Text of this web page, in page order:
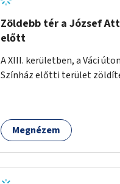
Zöldebb tér a József
előtt
A XIII. kerületben, a Váci
Színház előtti terület
Megnézem